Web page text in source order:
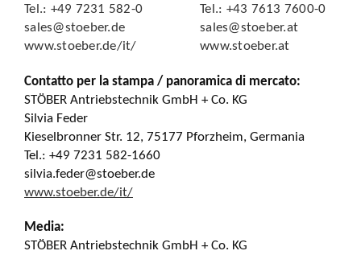
Tel.: +49 7231 582-0
sales@stoeber.de
www.stoeber.de/it/
Tel.: +43 7613 7600-0
sales@stoeber.at
www.stoeber.at
Contatto per la stampa / panoramica di mercato:
STÖBER Antriebstechnik GmbH + Co. KG
Silvia Feder
Kieselbronner Str. 12, 75177 Pforzheim, Germania
Tel.: +49 7231 582-1660
silvia.feder@stoeber.de
www.stoeber.de/it/
Media:
STÖBER Antriebstechnik GmbH + Co. KG